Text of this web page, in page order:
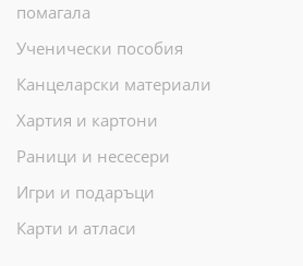
помагала
Ученически пособия
Канцеларски материали
Хартия и картони
Раници и несесери
Игри и подаръци
Карти и атласи